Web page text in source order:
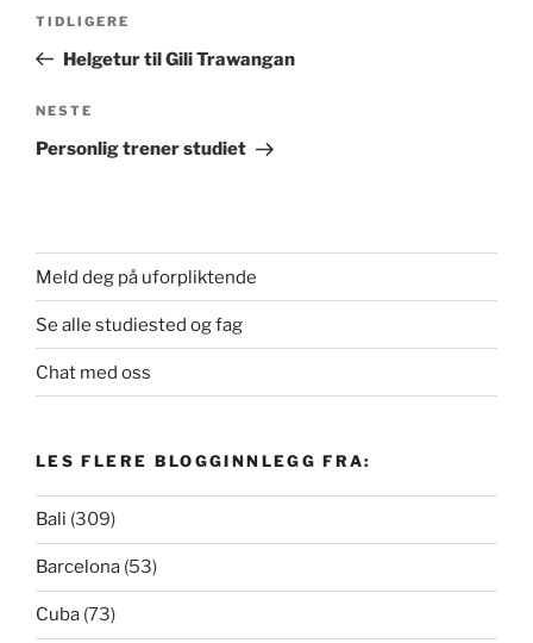
Forrige
innlegg
TIDLIGERE
Helgetur til Gili Trawangan
Neste
innlegg
NESTE
Personlig trener studiet
Meld deg på uforpliktende
Se alle studiested og fag
Chat med oss
LES FLERE BLOGGINNLEGG FRA:
Bali (309)
Barcelona (53)
Cuba (73)